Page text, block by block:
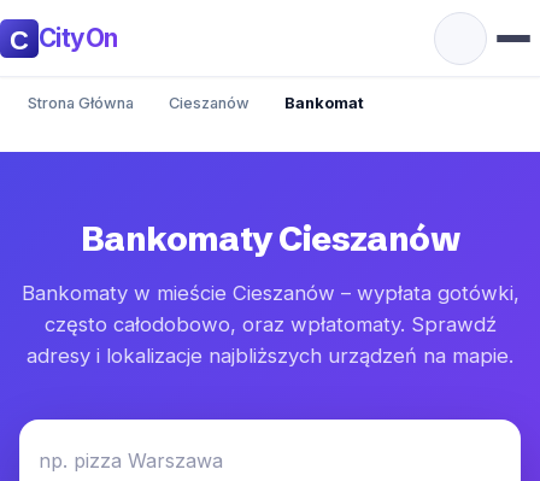
CityOn
Strona Główna Cieszanów Bankomat
Bankomaty Cieszanów
Bankomaty w mieście Cieszanów – wypłata gotówki,
często całodobowo, oraz wpłatomaty. Sprawdź
adresy i lokalizacje najbliższych urządzeń na mapie.
np. pizza Warszawa